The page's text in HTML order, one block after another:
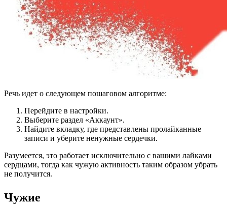
Речь идет о следующем пошаговом алгоритме:
Перейдите в настройки.
Выберите раздел «Аккаунт».
Найдите вкладку, где представлены пролайканные
записи и уберите ненужные сердечки.
Разумеется, это работает исключительно с вашими лайками
сердцами, тогда как чужую активность таким образом убрать
не получится.
Чужие